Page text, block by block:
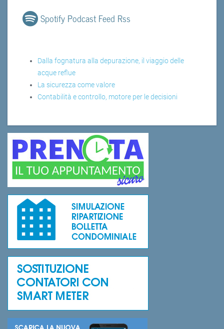
Spotify Podcast Feed Rss
Dalla fognatura alla depurazione, il viaggio delle
acque reflue
La sicurezza come valore
Contabilità e controllo, motore per le decisioni